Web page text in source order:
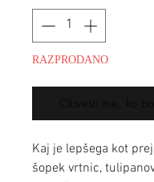
RAZPRODANO
Obvesti me, ko
Kaj je lepšega kot
šopek vrtnic,